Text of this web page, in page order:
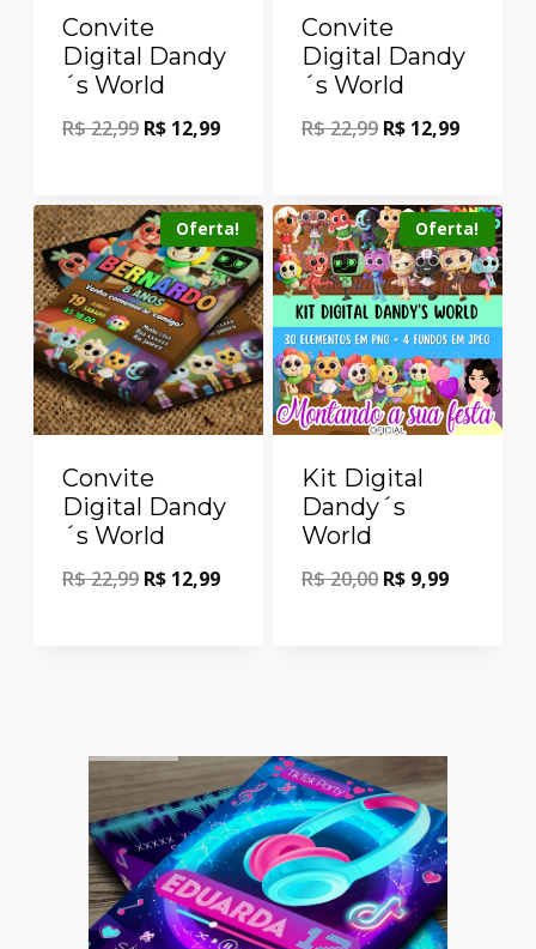
Convite
Digital Dandy
´s World
R$22,99 R$ 12,99
Convite
Digital Dandy
´s World
R$22,99 R$ 12,99
Oferta!
Convite
Digital Dandy
´s World
R$22,99 R$ 12,99
Oferta!
Kit Digital
Dandy´s
World
R$20,00 R$ 9,99